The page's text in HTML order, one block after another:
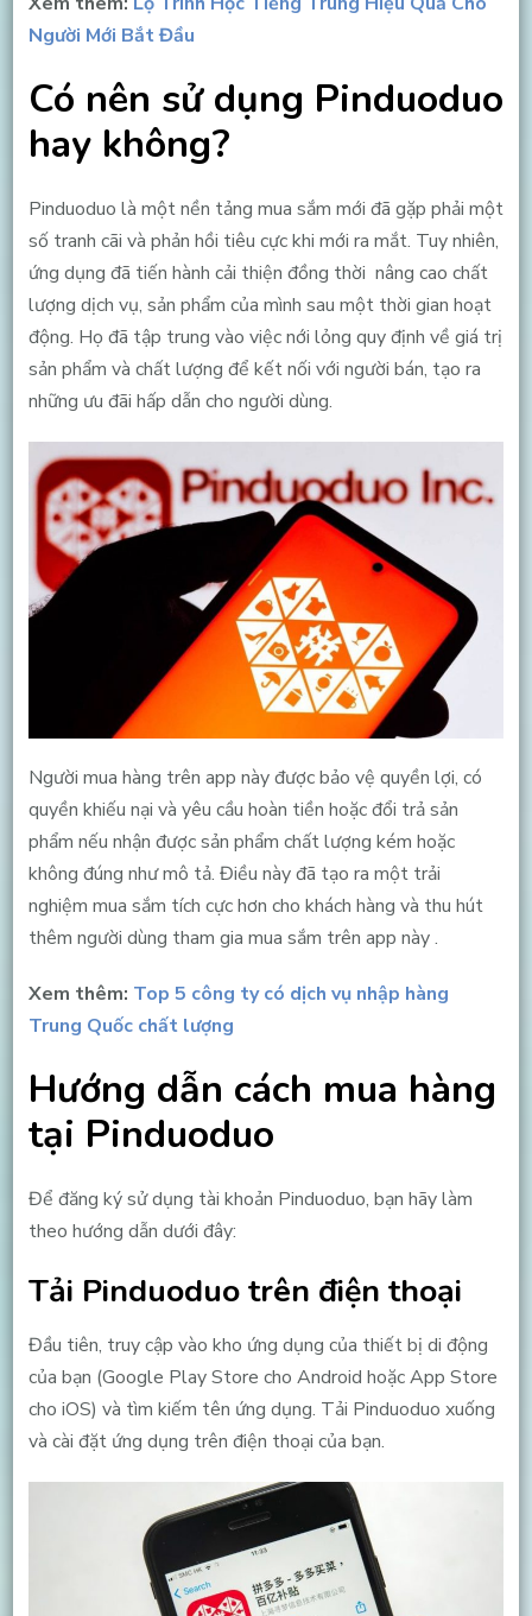
Người Mới Bắt Đầu
Có nên sử dụng Pinduoduo
hay không?
Pinduoduo là một nền tảng mua sắm mới đã gặp phải một
số tranh cãi và phản hồi tiêu cực khi mới ra mắt. Tuy nhiên,
ứng dụng đã tiến hành cải thiện đồng thời nâng cao chất
lượng dịch vụ, sản phẩm của mình sau một thời gian hoạt
động. Họ đã tập trung vào việc nới lỏng quy định về giá trị
sản phẩm và chất lượng để kết nối với người bán, tạo ra
những ưu đãi hấp dẫn cho người dùng.
Người mua hàng trên app này được bảo vệ quyền lợi, có
quyền khiếu nại và yêu cầu hoàn tiền hoặc đổi trả sản
phẩm nếu nhận được sản phẩm chất lượng kém hoặc
không đúng như mô tả. Điều này đã tạo ra một trải
nghiệm mua sắm tích cực hơn cho khách hàng và thu hút
thêm người dùng tham gia mua sắm trên app này .
Xem thêm: Top 5 công ty có dịch vụ nhập hàng
Trung Quốc chất lượng
Hướng dẫn cách mua hàng
tại Pinduoduo
Để đăng ký sử dụng tài khoản Pinduoduo, bạn hãy làm
theo hướng dẫn dưới đây:
Tải Pinduoduo trên điện thoại
Đầu tiên, truy cập vào kho ứng dụng của thiết bị di động
của bạn (Google Play Store cho Android hoặc App Store
cho iOS) và tìm kiếm tên ứng dụng. Tải Pinduoduo xuống
và cài đặt ứng dụng trên điện thoại của bạn.